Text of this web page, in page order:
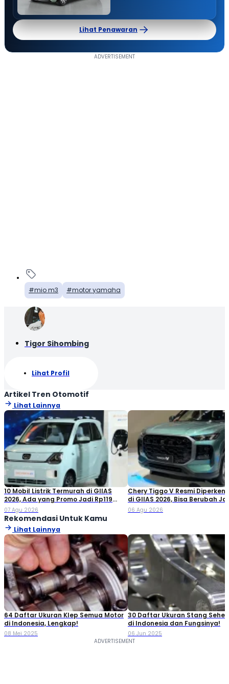
Lihat Penawaran
mio m3 motor yamaha
Tigor Sihombing
Lihat Profil
Artikel Tren Otomotif
Lihat Lainnya
10 Mobil Listrik Termurah di GIIAS
2026, Ada yang Promo Jadi Rp119
Jutaan!
07 Agu 2026
Chery Tiggo V Resmi
di GIIAS 2026, Bisa Berubah
Double Cabin
06 Agu 2026
Rekomendasi Untuk Kamu
Lihat Lainnya
64 Daftar Ukuran Klep Semua Motor
di Indonesia, Lengkap!
08 Mei 2025
30 Daftar Ukuran Stang
di Indonesia dan Fungsinya!
06 Jun 2025